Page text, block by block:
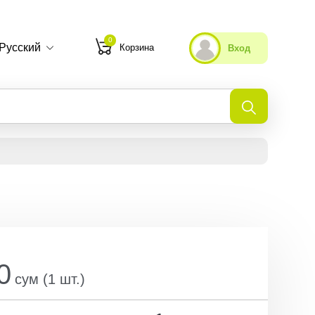
Русский
0
Корзина Вход
сум (1 шт.)